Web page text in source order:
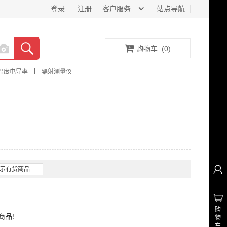
客户服务 站点导航
登录 注册
度电导率 辐射测量仪
购物车 (0)
有货商品
品!
购
物